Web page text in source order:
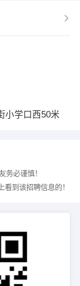
小学口西50米
务必谨慎！
到该招聘信息的！